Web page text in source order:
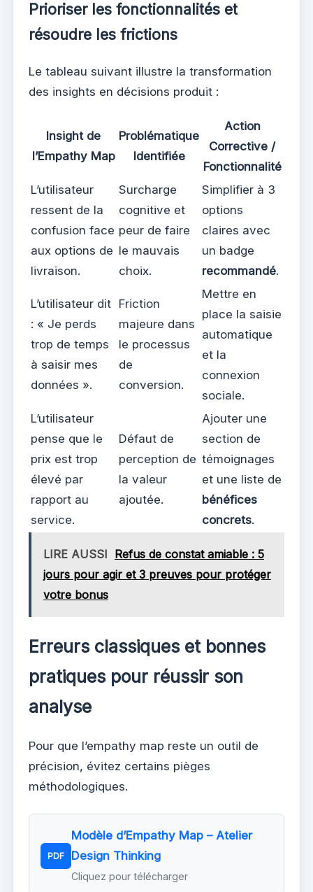
Prioriser les fonctionnalités et
résoudre les frictions
Le tableau suivant illustre la transformation
des insights en décisions produit :
Insight de
l’Empathy Map
Problématique
Identifiée
Action
Corrective /
Fonctionnalité
L’utilisateur
ressent de la
confusion face
aux options de
livraison.
Surcharge
cognitive et
peur de faire
le mauvais
choix.
Simplifier à 3
options
claires avec
un badge
recommandé.
L’utilisateur dit
: « Je perds
trop de temps
à saisir mes
données ».
Friction
majeure dans
le processus
de
conversion.
Mettre en
place la saisie
automatique
et la
connexion
sociale.
L’utilisateur
pense que le
prix est trop
élevé par
rapport au
service.
Défaut de
perception de
la valeur
ajoutée.
Ajouter une
section de
témoignages
et une liste de
bénéfices
concrets.
LIRE AUSSI Refus de constat amiable : 5
jours pour agir et 3 preuves pour protéger
votre bonus
Erreurs classiques et bonnes
pratiques pour réussir son
analyse
Pour que l’empathy map reste un outil de
précision, évitez certains pièges
méthodologiques.
PDF
Modèle d’Empathy Map – Atelier
Design Thinking
Cliquez pour télécharger